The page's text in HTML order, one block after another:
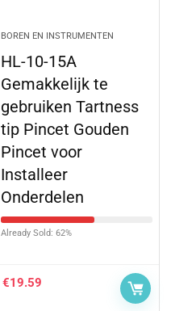
BOREN EN INSTRUMENTEN
HL-10-15A
Gemakkelijk te
gebruiken Tartness
tip Pincet Gouden
Pincet voor
Installeer
Onderdelen
Already Sold: 62%
€19.59